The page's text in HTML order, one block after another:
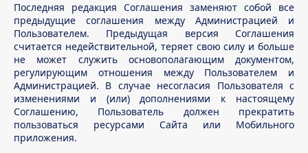
Последняя редакция Соглашения заменяют собой все
предыдущие соглашения между Администрацией и
Пользователем. Предыдущая версия Соглашения
считается недействительной, теряет свою силу и больше
не может служить основополагающим документом,
регулирующим отношения между Пользователем и
Администрацией. В случае несогласия Пользователя с
изменениями и (или) дополнениями к настоящему
Соглашению, Пользователь должен прекратить
пользоваться ресурсами Сайта или Мобильного
приложения.